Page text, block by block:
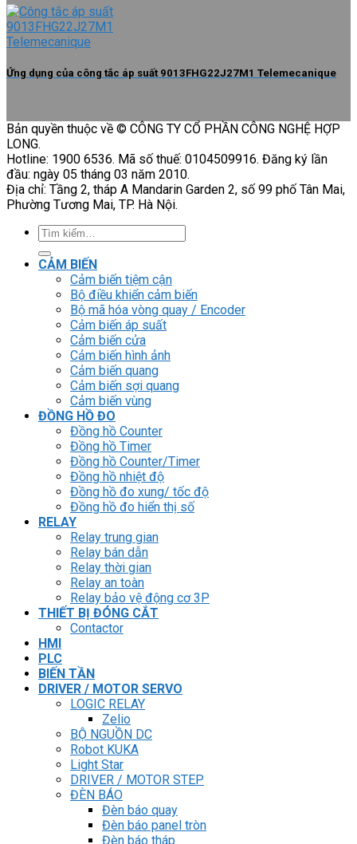
Ứng dụng của công tắc áp suất 9013FHG22J27M1 Telemecanique
Bản quyền thuộc về © CÔNG TY CỔ PHẦN CÔNG NGHỆ HỢP
LONG.
Hotline: 1900 6536. Mã số thuế: 0104509916. Đăng ký lần
đầu: ngày 05 tháng 03 năm 2010.
Địa chỉ: Tầng 2, tháp A Mandarin Garden 2, số 99 phố Tân Mai,
Phường Tương Mai, TP. Hà Nội.
Tìm
kiếm:
CẢM BIẾN
Cảm biến tiệm cận
Bộ điều khiển cảm biến
Bộ mã hóa vòng quay / Encoder
Cảm biến áp suất
Cảm biến cửa
Cảm biến hình ảnh
Cảm biến quang
Cảm biến sợi quang
Cảm biến vùng
ĐỒNG HỒ ĐO
Đồng hồ Counter
Đồng hồ Timer
Đồng hồ Counter/Timer
Đồng hồ nhiệt độ
Đồng hồ đo xung/ tốc độ
Đồng hồ đo hiển thị số
RELAY
Relay trung gian
Relay bán dẫn
Relay thời gian
Relay an toàn
Relay bảo vệ động cơ 3P
THIẾT BỊ ĐÓNG CẮT
Contactor
HMI
PLC
BIẾN TẦN
DRIVER / MOTOR SERVO
LOGIC RELAY
Zelio
BỘ NGUỒN DC
Robot KUKA
Light Star
DRIVER / MOTOR STEP
ĐÈN BÁO
Đèn báo quay
Đèn báo panel tròn
Đèn báo tháp